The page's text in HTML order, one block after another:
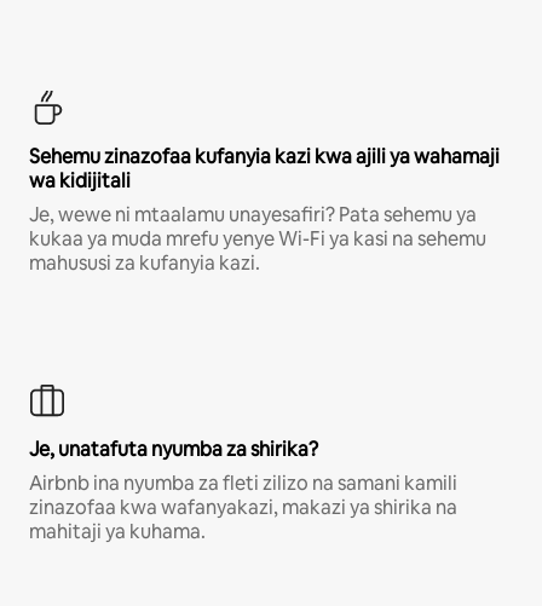
Sehemu zinazofaa kufanyia kazi kwa ajili ya wahamaji
wa kidijitali
Je, wewe ni mtaalamu unayesafiri? Pata sehemu ya
kukaa ya muda mrefu yenye Wi-Fi ya kasi na sehemu
mahususi za kufanyia kazi.
Je, unatafuta nyumba za shirika?
Airbnb ina nyumba za fleti zilizo na samani kamili
zinazofaa kwa wafanyakazi, makazi ya shirika na
mahitaji ya kuhama.